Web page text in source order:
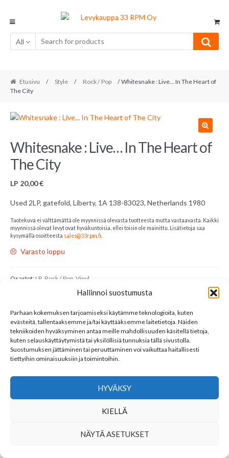
Hallinnoi suostumusta
Parhaan kokemuksen tarjoamiseksi käytämme teknologioita, kuten
evästeitä, tallentaaksemme ja/tai käyttääksemme laitetietoja. Näiden
tekniikoiden hyväksyminen antaa meille mahdollisuuden käsitellä tietoja,
kuten selauskäyttäytymistä tai yksilöllisiä tunnuksia tällä sivustolla.
Suostumuksen jättäminen tai peruuttaminen voi vaikuttaa haitallisesti
tiettyihin ominaisuuksiin ja toimintoihin.
HYVÄKSY
KIELLÄ
NÄYTÄ ASETUKSET
navigation
content
All
Etusivu / Style / Rock / Pop
/ Whitesnake : Live… In The Heart of
The City
Whitesnake : Live… In The Heart of
The City
LP 20,00€
Used 2LP, gatefold, Liberty, 1A 138-83023, Netherlands 1980
Tuotekuva ei välttämättä ole myynnissä olevasta tuotteesta mutta vastaavasta. Kaikki
myynnissä olevat levyt ovat hyväkuntoisia, ellei toisin ole mainittu. Lisätietoja saa
kysymällä osoitteesta sales@33rpm.fi
Varasto loppu
Osastot:LP, Rock / Pop, Vinyl
LINKKEJÄ
YHTEYSTIEDOT
SEURAA MEITÄ